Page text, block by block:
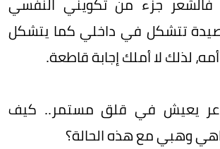
تتشكل في داخلي كما يتشكل
لذلك لا أملك إجابة قاطعة.
يعيش في قلق مستمر.. كيف
وهبي مع هذه الحالة؟